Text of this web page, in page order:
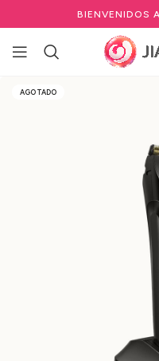
BIENVENIDOS
Inicio Salones de Belleza
AGOTADO